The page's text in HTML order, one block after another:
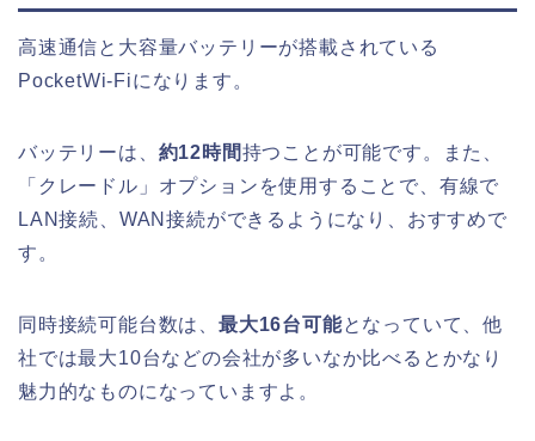
高速通信と大容量バッテリーが搭載されている
PocketWi-Fiになります。
バッテリーは、 約12時間持つことが可能です。また、
「クレードル」オプションを使用することで、有線で
LAN接続、WAN接続ができるようになり、おすすめで
す。
同時接続可能台数は、 最大16台可能となっていて、他
社では最大10台などの会社が多いなか比べるとかなり
魅力的なものになっていますよ。